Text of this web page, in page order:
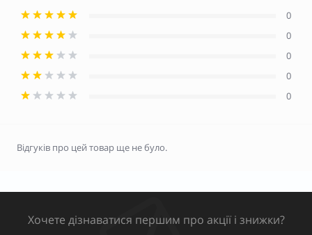
0
0
0
0
0
Відгуків про цей товар ще не було.
Хочете дізнаватися першим про акції і знижки?